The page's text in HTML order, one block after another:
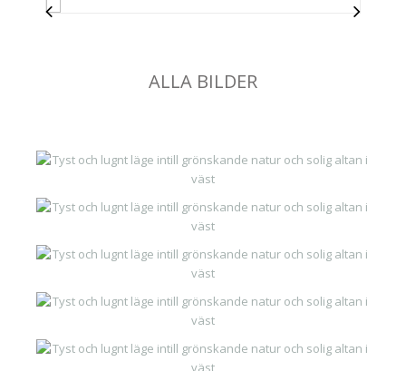
ALLA BILDER